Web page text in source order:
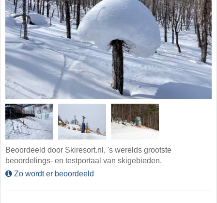
Beoordeeld door Skiresort.nl, 's werelds grootste
beoordelings- en testportaal van skigebieden.
Zo wordt er beoordeeld